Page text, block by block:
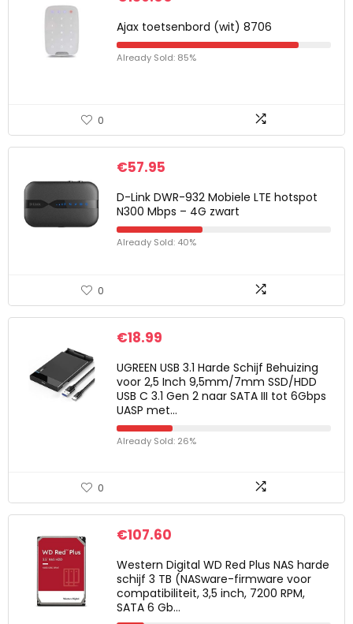
Ajax toetsenbord (wit) 8706
Already Sold: 85%
0
€57.95
D-Link DWR-932 Mobiele LTE hotspot
N300 Mbps – 4G zwart
Already Sold: 40%
0
€18.99
UGREEN USB 3.1 Harde Schijf Behuizing
voor 2,5 Inch 9,5mm/7mm SSD/HDD
USB C 3.1 Gen 2 naar SATA III tot 6Gbps
UASP met…
Already Sold: 26%
0
€107.60
Western Digital WD Red Plus NAS harde
schijf 3 TB (NASware-firmware voor
compatibiliteit, 3,5 inch, 7200 RPM,
SATA 6 Gb…